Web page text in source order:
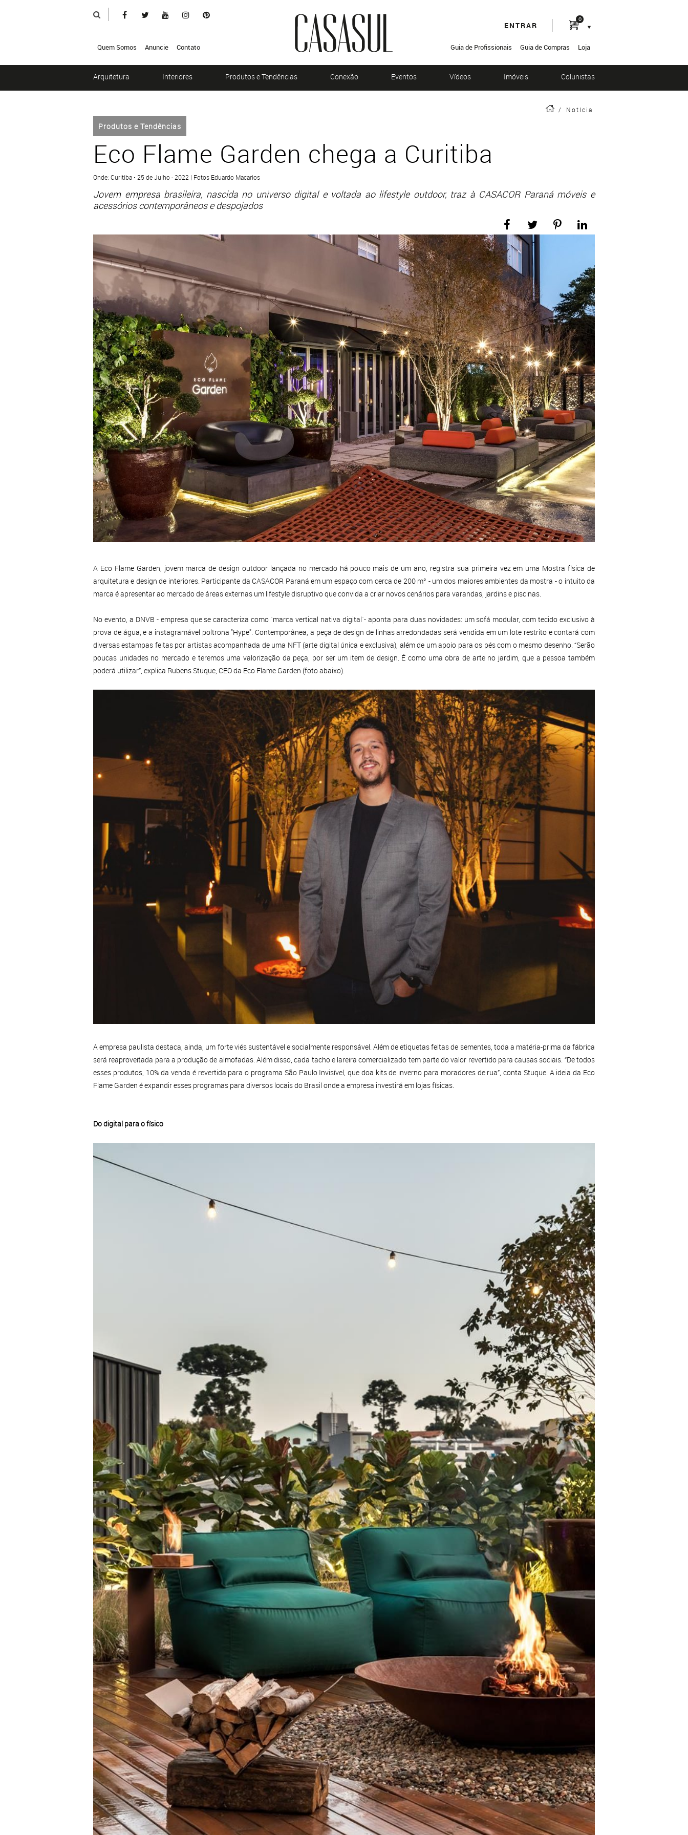
0
ENTRAR
Quem Somos Anuncie Contato Guia de Profissionais Guia de Compras Loja
Arquitetura Interiores Produtos e Tendências Conexão Eventos Vídeos Imóveis Colunistas
/ Notícia
Produtos e Tendências
Eco Flame Garden chega a Curitiba
Onde: Curitiba • 25 de Julho - 2022 | Fotos Eduardo Macarios
Jovem empresa brasileira, nascida no universo digital e voltada ao lifestyle outdoor, traz à CASACOR Paraná móveis e
acessórios contemporâneos e despojados
A Eco Flame Garden, jovem marca de design outdoor lançada no mercado há pouco mais de um ano, registra sua primeira vez em uma Mostra física de
arquitetura e design de interiores. Participante da CASACOR Paraná em um espaço com cerca de 200 m² - um dos maiores ambientes da mostra - o intuito da
marca é apresentar ao mercado de áreas externas um lifestyle disruptivo que convida a criar novos cenários para varandas, jardins e piscinas.
No evento, a DNVB - empresa que se caracteriza como ´marca vertical nativa digital´- aponta para duas novidades: um sofá modular, com tecido exclusivo à
prova de água, e a instagramável poltrona "Hype". Contemporânea, a peça de design de linhas arredondadas será vendida em um lote restrito e contará com
diversas estampas feitas por artistas acompanhada de uma NFT (arte digital única e exclusiva), além de um apoio para os pés com o mesmo desenho. “Serão
poucas unidades no mercado e teremos uma valorização da peça, por ser um item de design. É como uma obra de arte no jardim, que a pessoa também
poderá utilizar”, explica Rubens Stuque, CEO da Eco Flame Garden (foto abaixo).
A empresa paulista destaca, ainda, um forte viés sustentável e socialmente responsável. Além de etiquetas feitas de sementes, toda a matéria-prima da fábrica
será reaproveitada para a produção de almofadas. Além disso, cada tacho e lareira comercializado tem parte do valor revertido para causas sociais. “De todos
esses produtos, 10% da venda é revertida para o programa São Paulo Invisível, que doa kits de inverno para moradores de rua”, conta Stuque. A ideia da Eco
Flame Garden é expandir esses programas para diversos locais do Brasil onde a empresa investirá em lojas físicas.
Do digital para o físico